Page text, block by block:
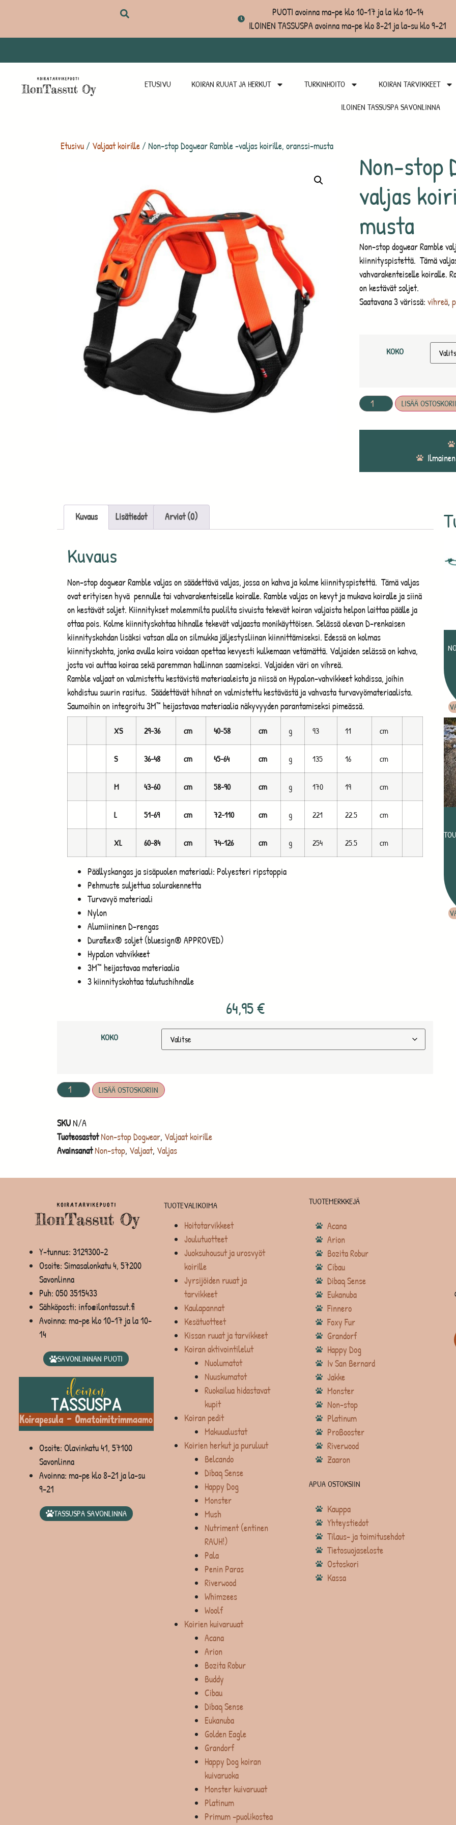
PUOTI avoinna ma-pe klo 10-17 ja la klo 10-14
ILOINEN TASSUSPA avoinna ma-pe klo 8-21 ja la-su klo 9-21
ETUSIVU KOIRAN RUUAT JA HERKUT TURKINHOITO KOIRAN TARVIKKEET
ILOINEN TASSUSPA SAVONLINNA
Etusivu/ Valjaat koirille/ Non-stop Dogwear Ramble -valjas koirille, oranssi-musta
Non-stop
valjas
musta
Non-stop dogwear Ramble
kiinnityspistettä. Tämä
vahvarakenteiselle koiralle.
on kestävät soljet.
Saatavana 3 värissä:vihreä,
KOKO
LISÄÄ
Kuvaus Lisätiedot Arviot (0)
Kuvaus
Non-stop dogwear Ramble valjas on säädettävä valjas, jossa on kahva ja kolme kiinnityspistettä. Tämä valjas
ovat erityisen hyvä pennulle tai vahvarakenteiselle koiralle. Ramble valjas on kevyt ja mukava koiralle ja siinä
on kestävät soljet. Kiinnitykset molemmilta puolilta sivuista tekevät koiran valjaista helpon laittaa päälle ja
ottaa pois. Kolme kiinnityskohtaa hihnalle tekevät valjaasta monikäyttöisen. Selässä olevan D-renkaisen
kiinnityskohdan lisäksi vatsan alla on silmukka jäljestysliinan kiinnittämiseksi. Edessä on kolmas
kiinnityskohta, jonka avulla koira voidaan opettaa kevyesti kulkemaan vetämättä. Valjaiden selässä on kahva,
josta voi auttaa koiraa sekä paremman hallinnan saamiseksi. Valjaiden väri on vihreä.
Ramble valjaat on valmistettu kestävistä materiaaleista ja niissä on Hypalon-vahvikkeet kohdissa, joihin
kohdistuu suurin rasitus. Säädettävät hihnat on valmistettu kestävästä ja vahvasta turvavyömateriaalista.
Saumoihin on integroitu 3M™ heijastavaa materiaalia näkyvyyden parantamiseksi pimeässä.
XS 29-36 cm 40-58 cm g 93 11 cm
S 36-48 cm 45-64 cm g 135 16 cm
M 43-60 cm 58-90 cm g 170 19 cm
L 51-69 cm 72-110 cm g 221 22.5 cm
XL 60-84 cm 74-126 cm g 254 25.5 cm
Päällyskangas ja sisäpuolen materiaali: Polyesteri ripstoppia
Pehmuste suljettua solurakennetta
Turvavyö materiaali
Nylon
Alumiininen D-rengas
Duraflex® soljet (bluesign® APPROVED)
Hypalon vahvikkeet
3M™ heijastavaa materiaalia
3 kiinnityskohtaa talutushihnalle
64,95€
KOKO
LISÄÄ OSTOSKORIIN
SKUN/A
TuoteosastotNon-stop Dogwear, Valjaat koirille
AvainsanatNon-stop, Valjaat, Valjas
Y-tunnus: 3129300-2
Osoite: Simasalonkatu 4, 57200
Savonlinna
Puh: 050 3515433
Sähköposti: info@ilontassut.fi
Avoinna: ma-pe klo 10-17 ja la 10-
14
SAVONLINNAN PUOTI
Osoite: Olavinkatu 41, 57100
Savonlinna
Avoinna: ma-pe klo 8-21 ja la-su
9-21
TASSUSPA SAVONLINNA
TUOTEVALIKOIMA
Hoitotarvikkeet
Joulutuotteet
Juoksuhousut ja urosvyöt
koirille
Jyrsijöiden ruuat ja
tarvikkeet
Kaulapannat
Kesätuotteet
Kissan ruuat ja tarvikkeet
Koiran aktivointilelut
Nuolumatot
Nuuskumatot
Ruokailua hidastavat
kupit
Koiran pedit
Makuualustat
Koirien herkut ja puruluut
Belcando
Dibaq Sense
Happy Dog
Monster
Mush
Nutriment (entinen
RAUH!)
Pala
Penin Paras
Riverwood
Whimzees
Woolf
Koirien kuivaruuat
Acana
Arion
Bozita Robur
Buddy
Cibau
Dibaq Sense
Eukanuba
Golden Eagle
Grandorf
Happy Dog koiran
kuivaruoka
Monster kuivaruuat
Platinum
Primum -puolikostea
TUOTEMERKKEJÄ
Acana
Arion
Bozita Robur
Cibau
Dibaq Sense
Eukanuba
Finnero
Foxy Fur
Grandorf
Happy Dog
Iv San Bernard
Jakke
Monster
Non-stop
Platinum
ProBooster
Riverwood
Zaaron
APUA OSTOKSIIN
Kauppa
Yhteystiedot
Tilaus- ja toimitusehdot
Tietosuojaseloste
Ostoskori
Kassa